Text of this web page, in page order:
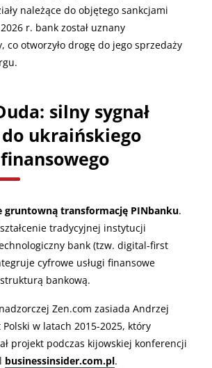
należące do objętego sankcjami
r. bank został uznany
co otworzyło drogę do jego sprzedaży
silny sygnał
ukraińskiego
gruntowną transformację PINbanku.
tradycyjnej instytucji
bank (tzw. digital-first
cyfrowe usługi finansowe
bankową.
Zen.com zasiada Andrzej
w latach 2015-2025, który
projekt podczas kijowskiej konferencji
businessinsider.com.pl.